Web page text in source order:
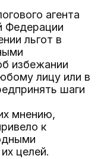
агента
Федерации
льгот в
избежании
лицу или в
шаги
мнению,
к
целей.